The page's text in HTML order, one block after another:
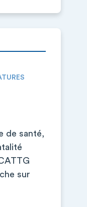
de santé,
sur